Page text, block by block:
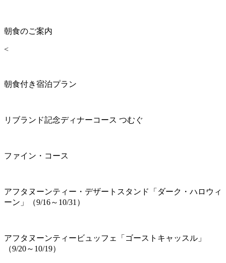
朝食のご案内
<
朝食付き宿泊プラン
リブランド記念ディナーコース つむぐ
ファイン・コース
アフタヌーンティー・デザートスタンド「ダーク・ハロウィ
ーン」（9/16～10/31）
アフタヌーンティービュッフェ「ゴーストキャッスル」
（9/20～10/19）